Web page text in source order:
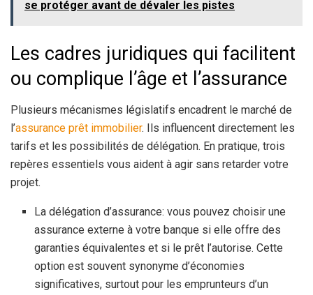
se protéger avant de dévaler les pistes
Les cadres juridiques qui facilitent
ou complique l’âge et l’assurance
Plusieurs mécanismes législatifs encadrent le marché de
l’assurance prêt immobilier. Ils influencent directement les
tarifs et les possibilités de délégation. En pratique, trois
repères essentiels vous aident à agir sans retarder votre
projet.
La délégation d’assurance: vous pouvez choisir une
assurance externe à votre banque si elle offre des
garanties équivalentes et si le prêt l’autorise. Cette
option est souvent synonyme d’économies
significatives, surtout pour les emprunteurs d’un